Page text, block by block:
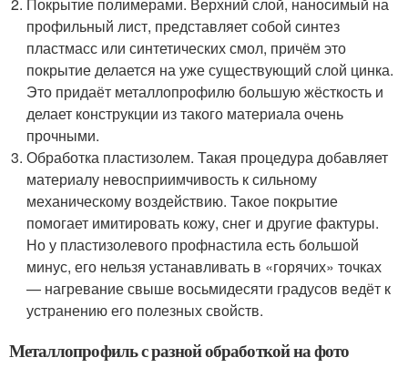
профильный лист, представляет собой синтез
пластмасс или синтетических смол, причём это
покрытие делается на уже существующий слой цинка.
Это придаёт металлопрофилю большую жёсткость и
делает конструкции из такого материала очень
прочными.
Обработка пластизолем. Такая процедура добавляет
материалу невосприимчивость к сильному
механическому воздействию. Такое покрытие
помогает имитировать кожу, снег и другие фактуры.
Но у пластизолевого профнастила есть большой
минус, его нельзя устанавливать в «горячих» точках
— нагревание свыше восьмидесяти градусов ведёт к
устранению его полезных свойств.
Металлопрофиль с разной обработкой на фото